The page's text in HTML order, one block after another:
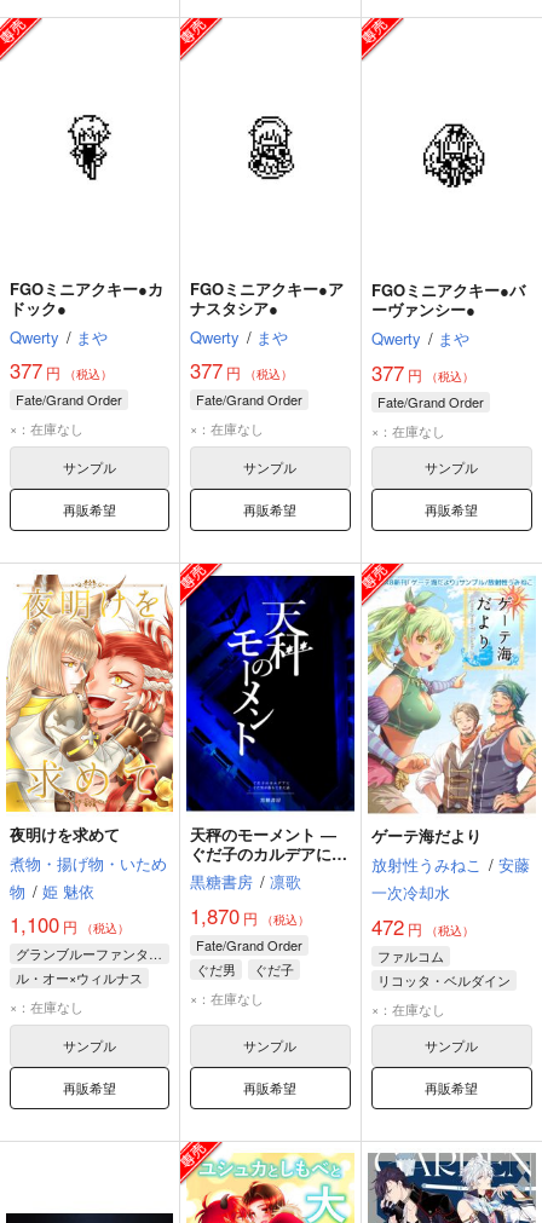
FGOミニアクキー●カ
ドック●
Qwerty / まや
377 円 （税込）
Fate/Grand Order
×：在庫なし
サンプル
再販希望
FGOミニアクキー●ア
ナスタシア●
Qwerty / まや
377 円 （税込）
Fate/Grand Order
×：在庫なし
サンプル
再販希望
FGOミニアクキー●バ
ーヴァンシー●
Qwerty / まや
377円 （税込）
Fate/Grand Order
×：在庫なし
サンプル
再販希望
夜明けを求めて
煮物・揚げ物・いため
物 / 姫 魅依
1,100 円 （税込）
グランブルーファンタジー
ル・オー×ウィルナス
ウィルナス
×：在庫なし
サンプル
再販希望
天秤のモーメント ―
ぐだ子のカルデアにぐ
だ男が落ちてきた話―
黒糖書房 / 凛歌
1,870 円 （税込）
Fate/Grand Order
ぐだ男
ぐだ子
×：在庫なし
サンプル
再販希望
ゲーテ海だより
放射性うみねこ / 安藤
一次冷却水
472円 （税込）
ファルコム
リコッタ・ベルダイン
サハド・ノートラス
タナトス・ベルダイン
×：在庫なし
サンプル
再販希望